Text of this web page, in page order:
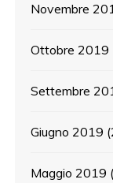
Novembre
Ottobre 2019
Settembre
Giugno 2019
Maggio 2019